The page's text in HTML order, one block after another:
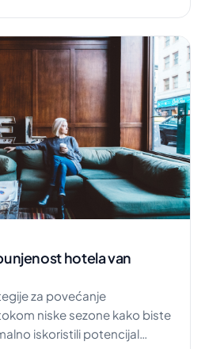
menadžera u
[…]
hotela van
za povećanje
niske sezone kako biste
iskoristili potencijal